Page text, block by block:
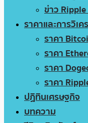
ข่าว Ripple
ราคาและการวิเค
ราคา
ราคา
ราคา
ราคา
ปฏิทินเศรษฐกิจ
บทความ